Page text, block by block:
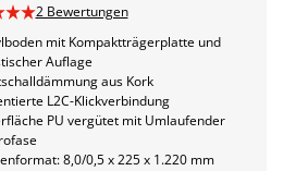
2 Bewertungen
mit Kompaktträgerplatte und
Auflage
aus Kork
L2C-Klickverbindung
PU vergütet mit Umlaufender
8,0/0,5 x 225 x 1.220 mm